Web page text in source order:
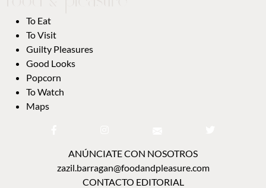
To Eat
To Visit
Guilty Pleasures
Good Looks
Popcorn
To Watch
Maps
ANÚNCIATE CON NOSOTROS
zazil.barragan@foodandpleasure.com
CONTACTO EDITORIAL